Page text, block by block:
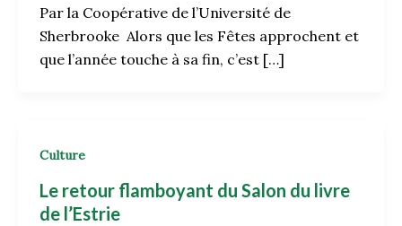
Par la Coopérative de l’Université de
Sherbrooke Alors que les Fêtes approchent et
que l’année touche à sa fin, c’est […]
Culture
Le retour flamboyant du Salon du livre
de l’Estrie